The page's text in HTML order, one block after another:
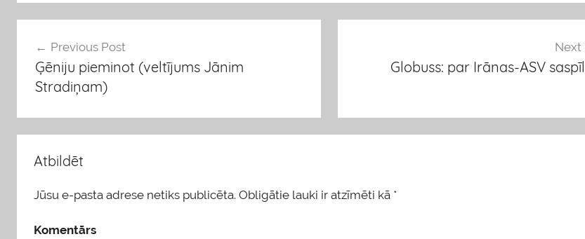
g
s
Ziņu
izvēlne
Previous Post
Ģēniju pieminot (veltījums Jānim
Stradiņam)
Next
Globuss: par Irānas-ASV
Atbildēt
Jūsu e-pasta adrese netiks publicēta. Obligātie lauki ir atzīmēti kā *
Komentārs